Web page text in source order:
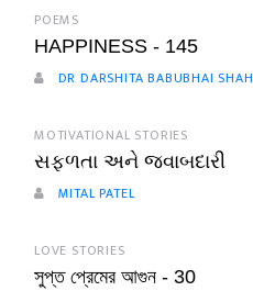
POEMS
HAPPINESS - 145
DR DARSHITA BABUBHAI SHAH
MOTIVATIONAL STORIES
સફળતા અને જવાબદારી
MITAL PATEL
LOVE STORIES
সুপ্ত প্রেমের আগুন - 30